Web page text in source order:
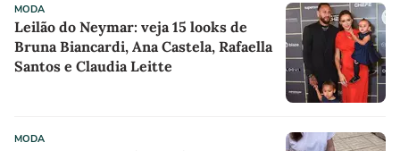
MODA
Leilão do Neymar: veja 15 looks de
Bruna Biancardi, Ana Castela, Rafaella
Santos e Claudia Leitte
MODA